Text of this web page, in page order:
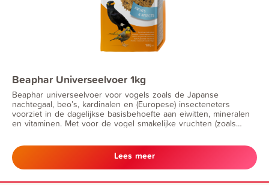
Beaphar Universeelvoer 1kg
Beaphar universeelvoer voor vogels zoals de Japanse
nachtegaal, beo’s, kardinalen en (Europese) insecteneters
voorziet in de dagelijkse basisbehoefte aan eiwitten, mineralen
en vitaminen. Met voor de vogel smakelijke vruchten (zoals
Lees meer